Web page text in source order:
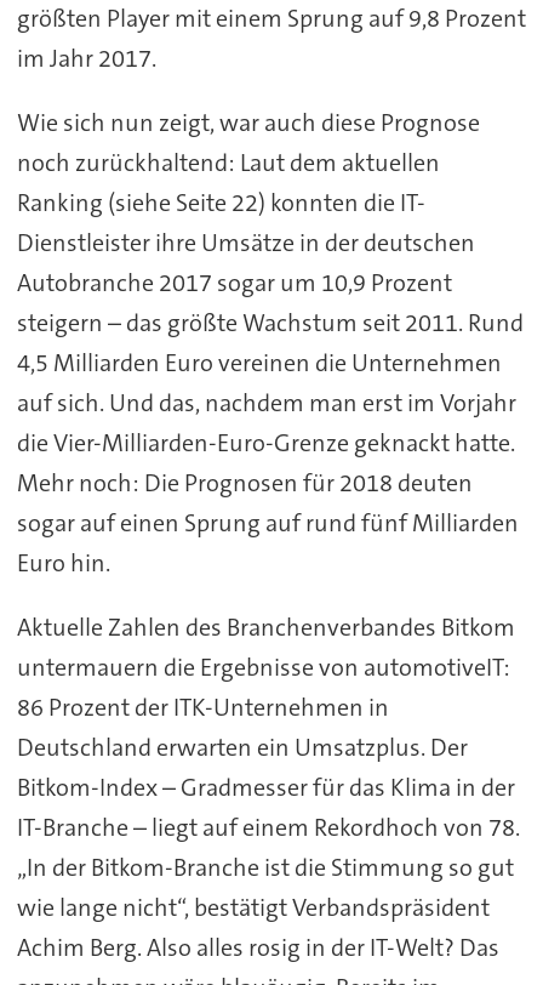
größten Player mit einem Sprung auf 9,8 Prozent
im Jahr 2017.
Wie sich nun zeigt, war auch diese Prognose
noch zurückhaltend: Laut dem aktuellen
Ranking (siehe Seite 22) konnten die IT-
Dienstleister ihre Umsätze in der deutschen
Autobranche 2017 sogar um 10,9 Prozent
steigern – das größte Wachstum seit 2011. Rund
4,5 Milliarden Euro vereinen die Unternehmen
auf sich. Und das, nachdem man erst im Vorjahr
die Vier-Milliarden-Euro-Grenze geknackt hatte.
Mehr noch: Die Prognosen für 2018 deuten
sogar auf einen Sprung auf rund fünf Milliarden
Euro hin.
Aktuelle Zahlen des Branchenverbandes Bitkom
untermauern die Ergebnisse von automotiveIT:
86 Prozent der ITK-Unternehmen in
Deutschland erwarten ein Umsatzplus. Der
Bitkom-Index – Gradmesser für das Klima in der
IT-Branche – liegt auf einem Rekordhoch von 78.
„In der Bitkom-Branche ist die Stimmung so gut
wie lange nicht“, bestätigt Verbandspräsident
Achim Berg. Also alles rosig in der IT-Welt? Das